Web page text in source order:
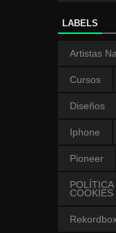
LABELS
Artistas
Cursos
Diseños
Iphone
Pioneer
POLÍTICA
COOKIES